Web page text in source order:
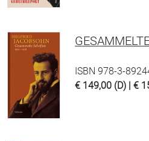
ISBN 978-3-
€ 149,00 (D) | €